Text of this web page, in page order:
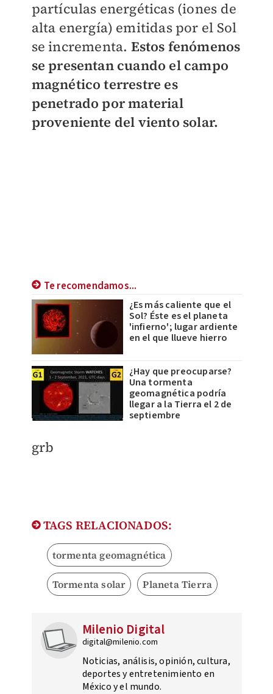
partículas energéticas (iones de
alta energía) emitidas por el Sol
se incrementa. Estos fenómenos
se presentan cuando el campo
magnético terrestre es
penetrado por material
proveniente del viento solar.
Te recomendamos...
¿Es más caliente que el
Sol? Éste es el planeta
'infierno'; lugar ardiente
en el que llueve hierro
¿Hay que preocuparse?
Una tormenta
geomagnética podría
llegar a la Tierra el 2 de
septiembre
​grb
TAGS RELACIONADOS:
tormenta geomagnética
Tormenta solar Planeta Tierra
Milenio Digital
digital@milenio.com
Noticias, análisis, opinión, cultura,
deportes y entretenimiento en
México y el mundo.